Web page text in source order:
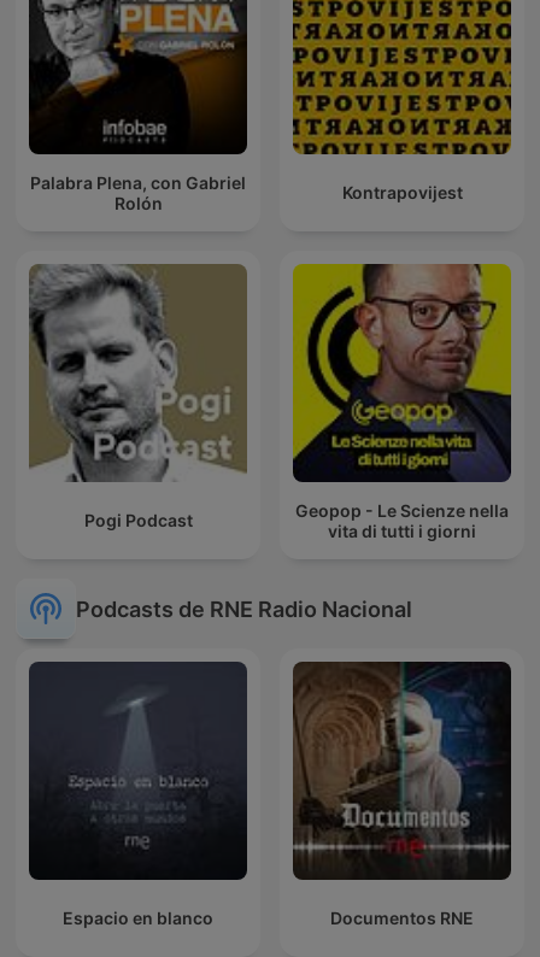
Palabra Plena, con Gabriel
Rolón
Kontrapovijest
Pogi Podcast
Geopop - Le Scienze nella
vita di tutti i giorni
Podcasts de RNE Radio Nacional
Espacio en blanco Documentos RNE